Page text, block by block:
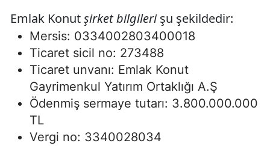
Emlak Konutşirket bilgilerişu şekildedir:
Mersis: 0334002803400018
Ticaret sicil no: 273488
Ticaret unvanı: Emlak Konut
Gayrimenkul Yatırım Ortaklığı A.Ş
Ödenmiş sermaye tutarı: 3.800.000.000
TL
Vergi no: 3340028034